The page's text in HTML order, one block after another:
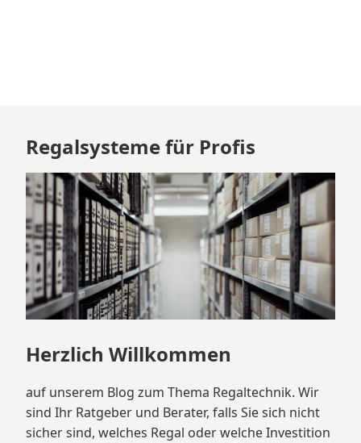
Zum
Footer
springen
Regalsysteme für Profis
Herzlich Willkommen
auf unserem Blog zum Thema Regaltechnik. Wir
sind Ihr Ratgeber und Berater, falls Sie sich nicht
sicher sind, welches Regal oder welche Investition